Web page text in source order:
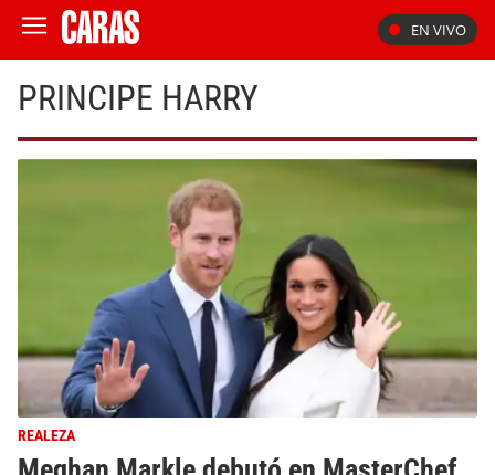
EN VIVO
PRINCIPE HARRY
REALEZA